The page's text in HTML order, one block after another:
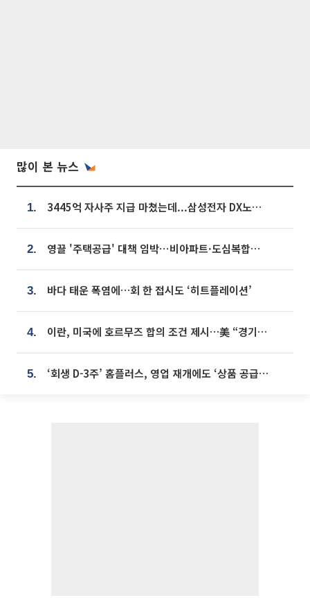
많이 본 뉴스
1. 3445억 자사주 지급 마쳤는데...삼성전자 DX노조, 뒤늦은 '떼쓰기 집회'
2. 영끌 '주택공급' 대책 임박⋯비아파트·도심복합까지 총동원
3. 바다 태운 폭염에…회 한 접시도 ‘히트플레이션’
4. 이란, 미국에 호르무즈 합의 조건 제시…美 “경기 아직 안 끝나” [종합]
5. ‘회생 D-3주’ 홈플러스, 영업 재개에도 ‘상품 공급망’ 복구가 생존 관건